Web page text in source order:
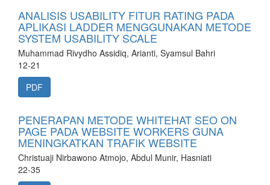
ANALISIS USABILITY FITUR RATING PADA
APLIKASI LADDER MENGGUNAKAN METODE
SYSTEM USABILITY SCALE
Muhammad Rivydho Assidiq, Arianti, Syamsul Bahri
12-21
PDF
PENERAPAN METODE WHITEHAT SEO ON
PAGE PADA WEBSITE WORKERS GUNA
MENINGKATKAN TRAFIK WEBSITE
Christuaji Nirbawono Atmojo, Abdul Munir, Hasniati
22-35